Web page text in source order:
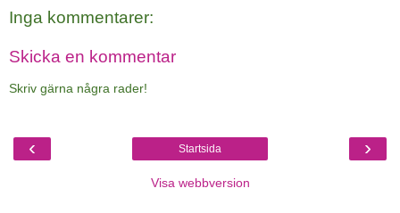
Inga kommentarer:
Skicka en kommentar
Skriv gärna några rader!
‹ ›
Startsida
Visa webbversion